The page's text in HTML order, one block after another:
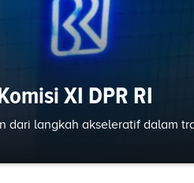
XI DPR RI
dari langkah akseleratif dalam